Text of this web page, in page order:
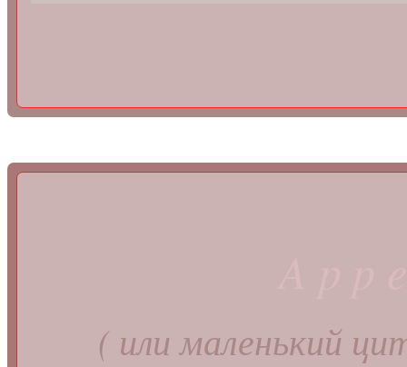
( или маленький